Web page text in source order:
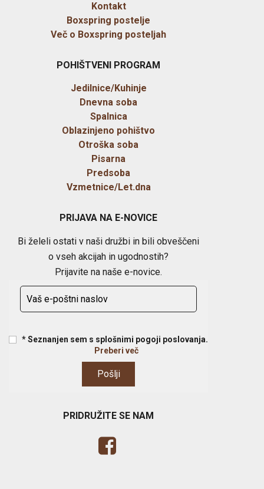
Kontakt
Boxspring postelje
Več o Boxspring posteljah
POHIŠTVENI PROGRAM
Jedilnice/Kuhinje
Dnevna soba
Spalnica
Oblazinjeno pohištvo
Otroška soba
Pisarna
Predsoba
Vzmetnice/Let.dna
PRIJAVA NA E-NOVICE
Bi želeli ostati v naši družbi in bili obveščeni
o vseh akcijah in ugodnostih?
Prijavite na naše e-novice.
* Seznanjen sem s splošnimi pogoji poslovanja.
Preberi več
PRIDRUŽITE SE NAM